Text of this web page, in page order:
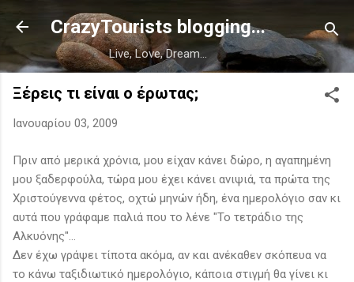
Μετάβαση στο κύριο περιεχόμενο
CrazyTourists blogging...
Live, Love, Dream...
Ξέρεις τι είναι ο έρωτας;
Ιανουαρίου 03, 2009
Πριν από μερικά χρόνια, μου είχαν κάνει δώρο, η αγαπημένη
μου ξαδερφούλα, τώρα μου έχει κάνει ανιψιά, τα πρώτα της
Χριστούγεννα φέτος, οχτώ μηνών ήδη, ένα ημερολόγιο σαν κι
αυτά που γράφαμε παλιά που το λένε "Το τετράδιο της
Αλκυόνης"...
Δεν έχω γράψει τίποτα ακόμα, αν και ανέκαθεν σκόπευα να
το κάνω ταξιδιωτικό ημερολόγιο, κάποια στιγμή θα γίνει κι